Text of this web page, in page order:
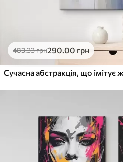
483.33грн290.00 грн